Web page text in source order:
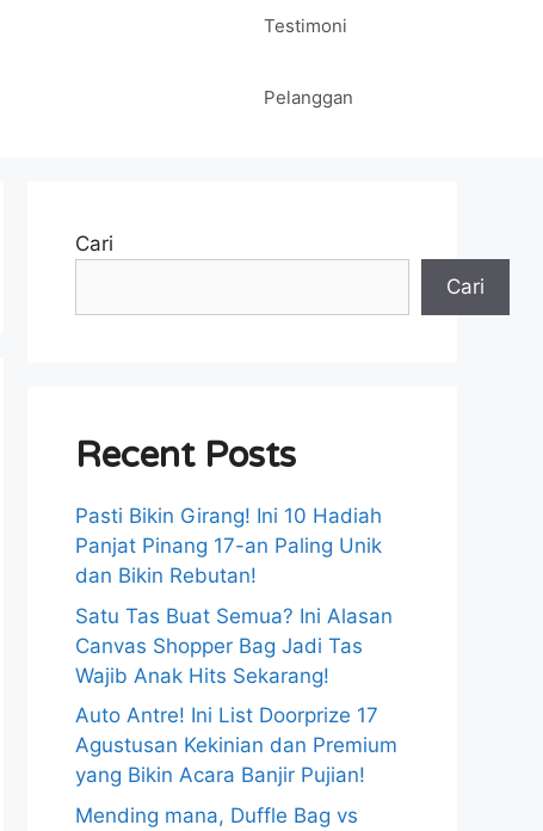
Testimoni
Pelanggan
Cari
Cari
Recent Posts
Pasti Bikin Girang! Ini 10 Hadiah
Panjat Pinang 17-an Paling Unik
dan Bikin Rebutan!
Satu Tas Buat Semua? Ini Alasan
Canvas Shopper Bag Jadi Tas
Wajib Anak Hits Sekarang!
Auto Antre! Ini List Doorprize 17
Agustusan Kekinian dan Premium
yang Bikin Acara Banjir Pujian!
Mending mana, Duffle Bag vs